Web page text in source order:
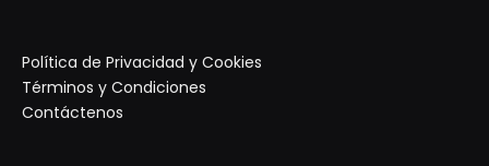
Política de Privacidad y Cookies
Términos y Condiciones
Contáctenos